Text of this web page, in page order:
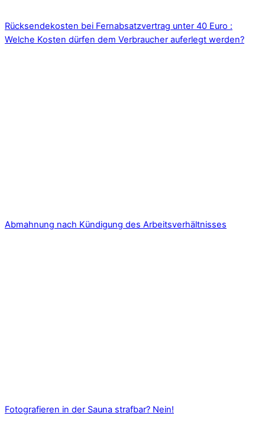
Rücksendekosten bei Fernabsatzvertrag unter 40 Euro :
Welche Kosten dürfen dem Verbraucher auferlegt werden?
Abmahnung nach Kündigung des Arbeitsverhältnisses
Fotografieren in der Sauna strafbar? Nein!